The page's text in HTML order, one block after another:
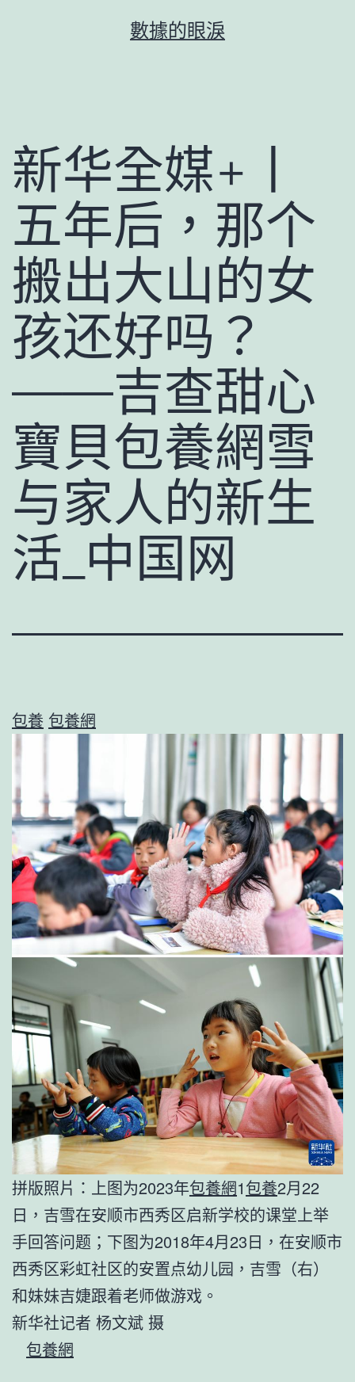
數據的眼淚
新华全媒+丨
五年后，那个
搬出大山的女
孩还好吗？
——吉查甜心
寶貝包養網雪
与家人的新生
活_中国网
包養 包養網
拼版照片：上图为2023年包養網1包養2月22
日，吉雪在安顺市西秀区启新学校的课堂上举
手回答问题；下图为2018年4月23日，在安顺市
西秀区彩虹社区的安置点幼儿园，吉雪（右）
和妹妹吉婕跟着老师做游戏。
新华社记者 杨文斌 摄
包養網